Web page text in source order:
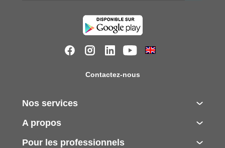
Nos services
A propos
Pour les professionnels
Contactez-nous